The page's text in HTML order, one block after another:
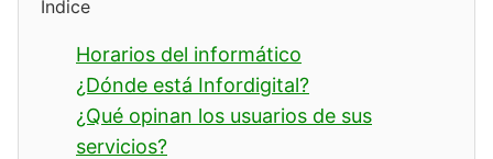
Índice
Horarios del informático
¿Dónde está Infordigital?
¿Qué opinan los usuarios de sus
servicios?